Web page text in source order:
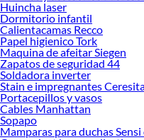
decoración. ¡Visítanos y haz tus
Huincha laser
Dormitorio infantil
Calientacamas Recco
Papel higienico Tork
Maquina de afeitar Siegen
Zapatos de seguridad 44
Soldadora inverter
Stain e impregnantes
Portacepillos y vasos
Cables Manhattan
Sopapo
Mamparas para duchas